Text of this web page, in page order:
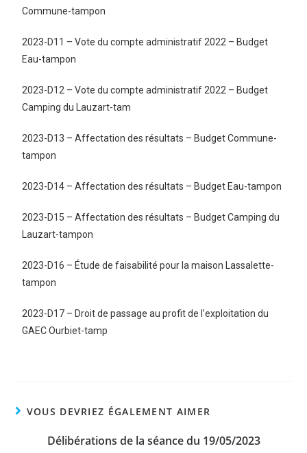
Commune-tampon
2023-D11 – Vote du compte administratif 2022 – Budget
Eau-tampon
2023-D12 – Vote du compte administratif 2022 – Budget
Camping du Lauzart-tam
2023-D13 – Affectation des résultats – Budget Commune-
tampon
2023-D14 – Affectation des résultats – Budget Eau-tampon
2023-D15 – Affectation des résultats – Budget Camping du
Lauzart-tampon
2023-D16 – Étude de faisabilité pour la maison Lassalette-
tampon
2023-D17 – Droit de passage au profit de l’exploitation du
GAEC Ourbiet-tamp
VOUS DEVRIEZ ÉGALEMENT AIMER
Délibérations de la séance du 19/05/2023